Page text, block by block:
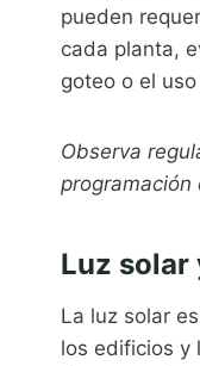
pueden
cada planta,
goteo o el
Observa
programación
Luz solar
La luz solar
los edificios y